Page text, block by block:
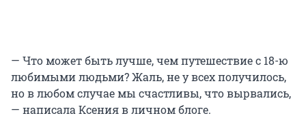
— Что может быть лучше, чем путешествие с 18-ю
любимыми людьми? Жаль, не у всех получилось,
но в любом случае мы счастливы, что вырвались,
— написала Ксения в личном блоге.